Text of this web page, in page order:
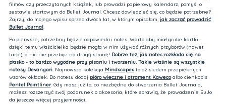
filmów czy przeczytanych książek, lub prowadzi papierowy kalendarz, pomyśl o
zestawie startowym do Bullet Journal. Chcesz dowiedzieć się, co będzie potrzebne?
Zajrzyj do mojego wpisu sprzed dwóch lat, w którym opisałam, jak zacząć prowadzić
Bullet Journal.
Po pierwsze, potrzebny będzie odpowiedni notes. Warto aby miał grube kartki -
dzięki temu właścicielka będzie mogła w nim używać różnych przyborów (nawet
farb!), a nic nie przebije na drugą stronę! Dobrze też, jak notes rozkłada się na
płasko - to bardzo wygodne przy pisaniu i tworzeniu. Takie właśnie są wszystkie
notesy Devangari.Najnowsza kolekcja Mindscapesto aż siedem przepięknych
wzorów okładek. Do notesu dodaj pióro wieczne i atrament Kawecoalbo cienkopis
Pentel Pointliner. Gdy masz już to, co niezbędne do stworzenia Bullet Journala,
możesz rozszerzyć swój podarunek o akcesoria, które sprawią, że prowadzenie BuJo
da jeszcze więcej przyjemności.